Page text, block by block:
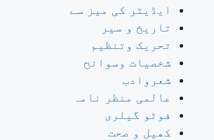
ایڈیٹر کی میز سے
تاریخ و سیر
تحریک وتنظیم
شخصیات وسوانح
شعروادب
عالمی منظر نامہ
فوٹو گیلری
کھیل و صحت